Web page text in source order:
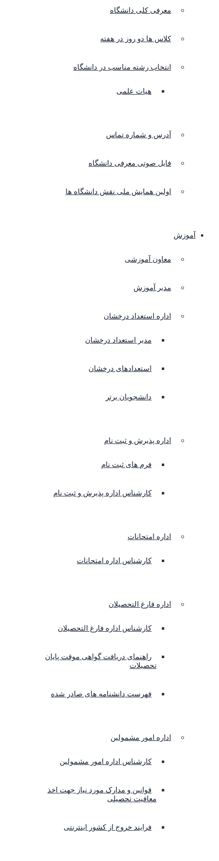
معرفی کلی دانشگاه
کلاس ها دو روز در هفته
انتخاب رشته مناسب در دانشگاه
هیات علمی
آدرس و شماره تماس
فایل صوتی معرفی دانشگاه
اولین همایش ملی نقش دانشگاه ها
آموزش
معاون آموزشی
مدیر آموزش
اداره استعداد درخشان
مدیر استعداد درخشان
استعدادهای درخشان
دانشجویان برتر
اداره پذیرش و ثبت نام
فرم های ثبت نام
کارشناس اداره پذیرش و ثبت نام
اداره امتحانات
کارشناس اداره امتحانات
اداره فارغ التحصیلان
کارشناس اداره فارغ التحصیلان
راهنمای دریافت گواهی موقت پایان
تحصیلات
فهرست دانشنامه های صادر شده
اداره امور مشمولین
کارشناس اداره امور مشمولین
قوانین و مدارک مورد نیاز جهت اخذ
معافیت تحصیلی
فرایند خروج از کشور اینترنتی